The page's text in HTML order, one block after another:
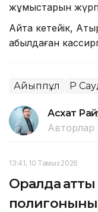
жұмыстарын
Айта кетейік,
қабылдаған
Айыппұл ҚР
Асхат
Авторлар
13:41, 10 Тамыз 2026
Оралда қатты